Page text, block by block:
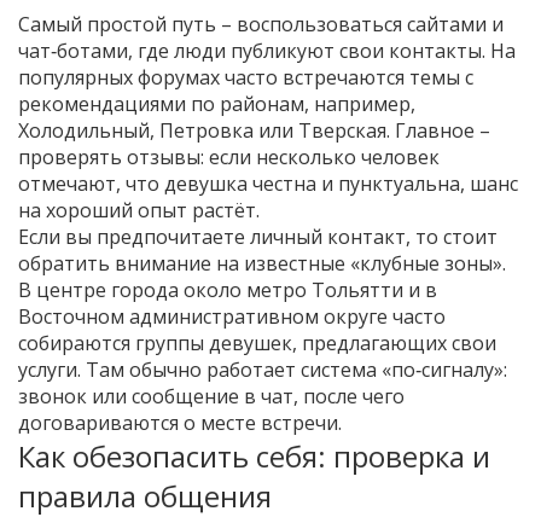
Самый простой путь – воспользоваться сайтами и
чат‑ботами, где люди публикуют свои контакты. На
популярных форумах часто встречаются темы с
рекомендациями по районам, например,
Холодильный, Петровка или Тверская. Главное –
проверять отзывы: если несколько человек
отмечают, что девушка честна и пунктуальна, шанс
на хороший опыт растёт.
Если вы предпочитаете личный контакт, то стоит
обратить внимание на известные «клубные зоны».
В центре города около метро Тольятти и в
Восточном административном округе часто
собираются группы девушек, предлагающих свои
услуги. Там обычно работает система «по‑сигналу»:
звонок или сообщение в чат, после чего
договариваются о месте встречи.
Как обезопасить себя: проверка и
правила общения